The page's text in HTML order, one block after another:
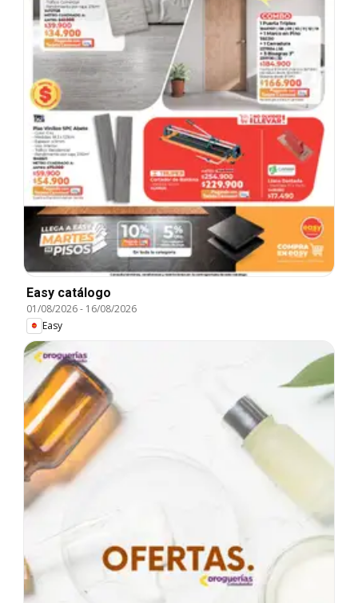
Easy catálogo
01/08/2026- 16/08/2026
Easy